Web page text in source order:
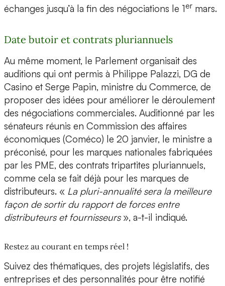
échanges jusqu’à la fin des négociations le 1er mars.
Date butoir et contrats pluriannuels
Au même moment, le Parlement organisait des
auditions qui ont permis à Philippe Palazzi, DG de
Casino et Serge Papin, ministre du Commerce, de
proposer des idées pour améliorer le déroulement
des négociations commerciales. Auditionné par les
sénateurs réunis en Commission des affaires
économiques (Coméco) le 20 janvier, le ministre a
préconisé, pour les marques nationales fabriquées
par les PME, des contrats tripartites pluriannuels,
comme cela se fait déjà pour les marques de
distributeurs. « La pluri-annualité sera la meilleure
façon de sortir du rapport de forces entre
distributeurs et fournisseurs», a-t-il indiqué.
Restez au courant en temps réel !
Suivez des thématiques, des projets législatifs, des
entreprises et des personnalités pour être notifié